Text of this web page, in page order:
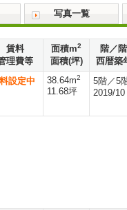
写真一覧
賃料
理費等
面積m2
面積(坪)
階／
西暦築
設定中 38.64m2
11.68坪
5階／5
2019/10